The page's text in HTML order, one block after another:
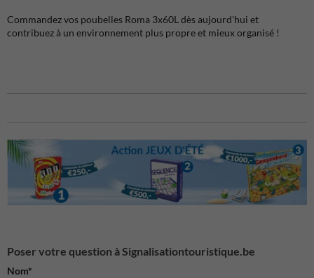
Commandez vos poubelles Roma 3x60L dès aujourd'hui et
contribuez à un environnement plus propre et mieux organisé !
Poser votre question à Signalisationtouristique.be
Nom*